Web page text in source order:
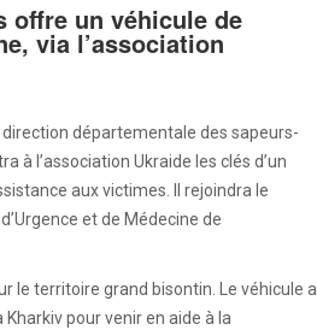
offre un véhicule de
via l’association
départementale des sapeurs-
à l’association Ukraide les clés d’un
aux victimes. Il rejoindra le
et de Médecine de
le territoire grand bisontin. Le véhicule a
pour venir en aide à la